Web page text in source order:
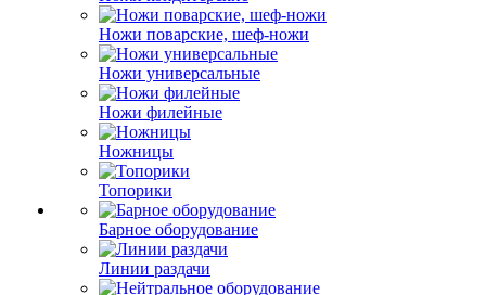
Ножи поварские, шеф-ножи
Ножи универсальные
Ножи филейные
Ножницы
Топорики
Барное оборудование
Линии раздачи